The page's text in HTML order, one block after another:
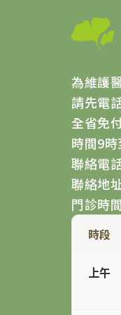
為維護
請先電
全省免
時間9時
聯絡電
聯絡地
門診時間
時段
上午